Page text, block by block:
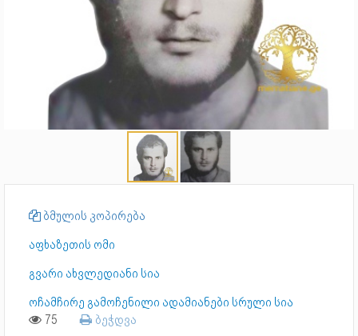
ბმულის კოპირება
აფხაზეთის ომი
გვარი ახვლედიანი სია
ოჩამჩირე გამოჩენილი ადამიანები სრული სია
75 ბეჭდვა